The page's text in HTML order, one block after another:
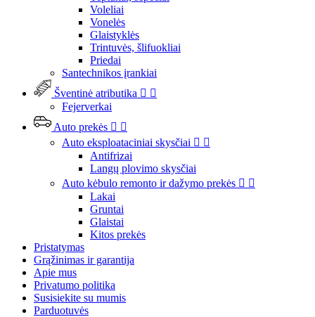
Voleliai
Vonelės
Glaistyklės
Trintuvės, šlifuokliai
Priedai
Santechnikos įrankiai
Šventinė atributika  
Fejerverkai
Auto prekės  
Auto eksploataciniai skysčiai  
Antifrizai
Langų plovimo skysčiai
Auto kėbulo remonto ir dažymo prekės  
Lakai
Gruntai
Glaistai
Kitos prekės
Pristatymas
Grąžinimas ir garantija
Apie mus
Privatumo politika
Susisiekite su mumis
Parduotuvės